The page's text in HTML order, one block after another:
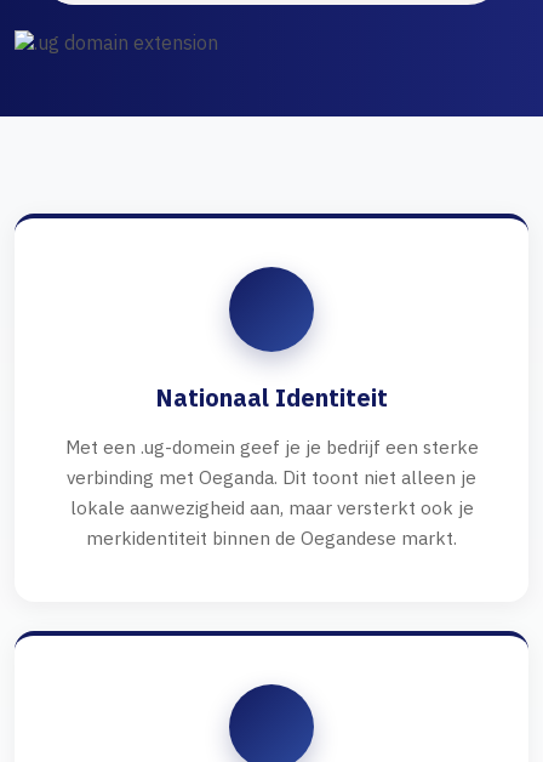
Nationaal Identiteit
Met een .ug-domein geef je je bedrijf een sterke
verbinding met Oeganda. Dit toont niet alleen je
lokale aanwezigheid aan, maar versterkt ook je
merkidentiteit binnen de Oegandese markt.